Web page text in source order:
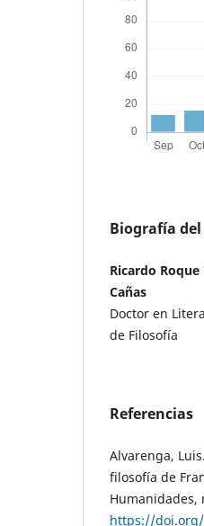
Biografía
Ricardo
Cañas
Doctor en
de Filosofía
Referencias
Alvarenga,
filosofía de
Humanidades,
https://